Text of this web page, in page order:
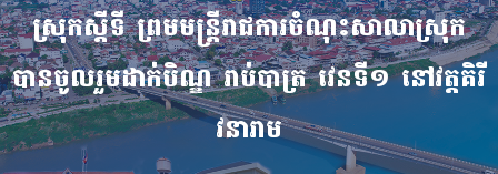
ស្រុកស្ដីទី​ ព្រមមន្ត្រី​រាជការ​ចំណុះសាលាស្រុក​
បានចូលរួមដាក់បិណ្ឌ​ រាប់​បាត្រ​ វេនទី១​ នៅវត្ត​គិរី​
វនារាម